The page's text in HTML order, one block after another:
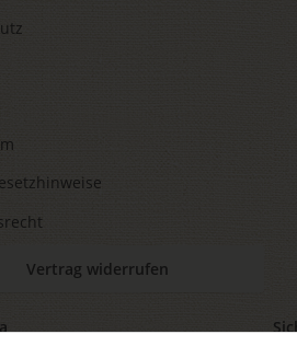
Vertrag widerrufen